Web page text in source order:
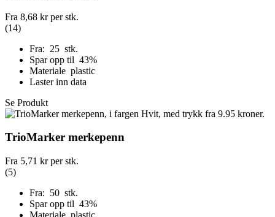
Fra 8,68 krper stk.
(14)
Fra: 25 stk.
Spar opp til 43%
Materiale plastic
Laster inn data
Se Produkt
TrioMarker merkepenn
Fra 5,71 krper stk.
(5)
Fra: 50 stk.
Spar opp til 43%
Materiale plastic